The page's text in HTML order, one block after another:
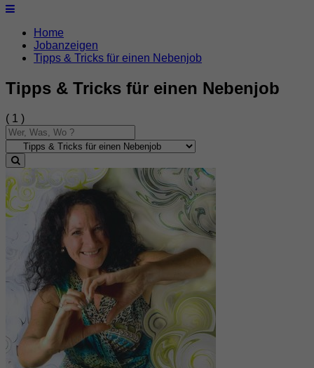
Home
Jobanzeigen
Tipps & Tricks für einen Nebenjob
Tipps & Tricks für einen Nebenjob
( 1 )